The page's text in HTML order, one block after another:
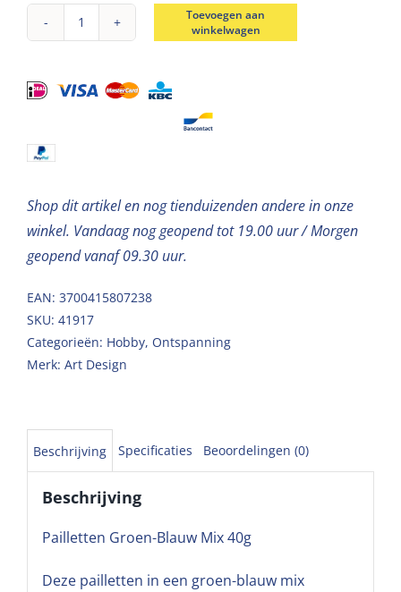
Pailletten
Blauw
Toevoegen aan
winkelwagen
Shop dit artikel en nog tienduizenden andere in onze
winkel. Vandaag nog geopend tot 19.00 uur / Morgen
geopend vanaf 09.30 uur.
EAN: 3700415807238
SKU: 41917
Categorieën: Hobby, Ontspanning
Merk: Art Design
Beschrijving Specificaties Beoordelingen (0)
Beschrijving
Pailletten Groen-Blauw Mix 40g
Deze pailletten in een groen-blauw mix